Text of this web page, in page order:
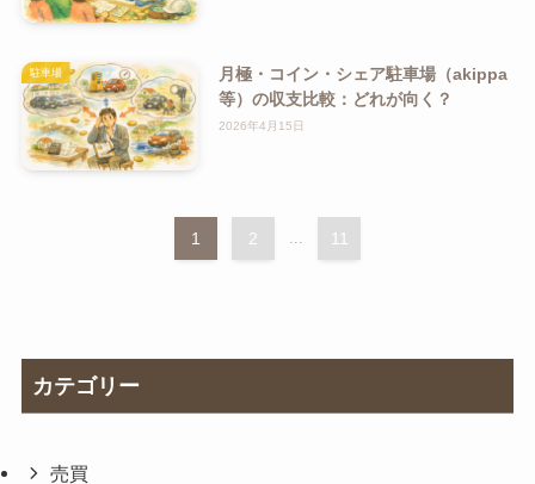
駐車場
月極・コイン・シェア駐車場（akippa
等）の収支比較：どれが向く？
2026年4月15日
1 2 11
カテゴリー
売買